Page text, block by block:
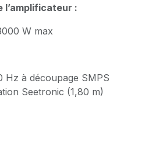
l’amplificateur :
W max
Hz à découpage SMPS
Seetronic (1,80 m)